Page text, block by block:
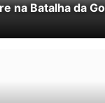
na Batalha da